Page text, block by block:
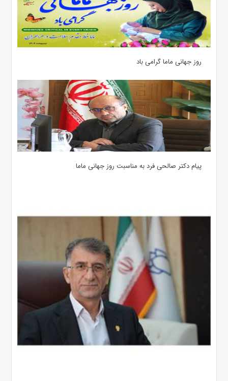
روز جهانی ماما گرامی باد
پیام دکتر صالحی فرد به مناسبت روز جهانی ماما